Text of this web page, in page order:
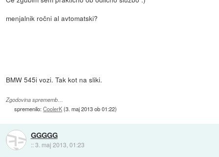
menjalnik ročni al avtomatski?
BMW 545i vozi. Tak kot na sliki.
Zgodovina sprememb…
spremenilo:CoolerK(3. maj 2013 ob 01:22)
GGGGG
::3. maj 2013, 01:23